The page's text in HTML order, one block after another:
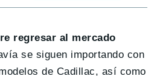
regresar al mercado
se siguen importando con
de Cadillac, así como